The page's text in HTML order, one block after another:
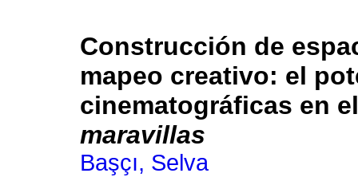
Construcción de
mapeo creativo: el
cinematográficas en
maravillas
Başçı, Selva